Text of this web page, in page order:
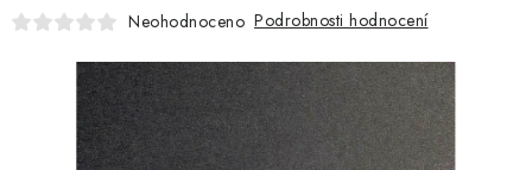
OBLÍBENÉ ♥️
FOTORECENZE
Neohodnoceno Podrobnosti hodnocení